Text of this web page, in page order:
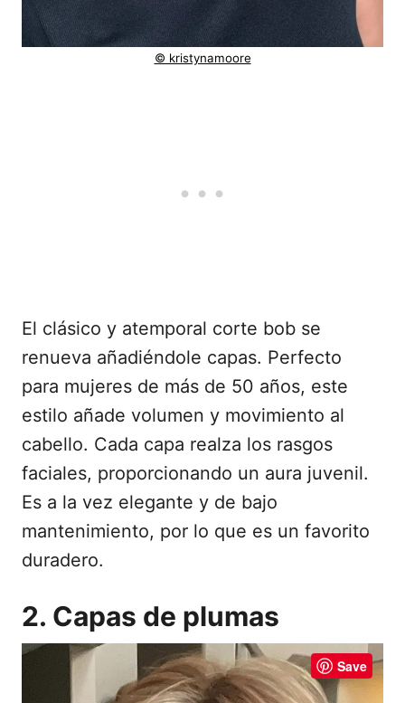
© kristynamoore
El clásico y atemporal corte bob se
renueva añadiéndole capas. Perfecto
para mujeres de más de 50 años, este
estilo añade volumen y movimiento al
cabello. Cada capa realza los rasgos
faciales, proporcionando un aura juvenil.
Es a la vez elegante y de bajo
mantenimiento, por lo que es un favorito
duradero.
2. Capas de plumas
Save